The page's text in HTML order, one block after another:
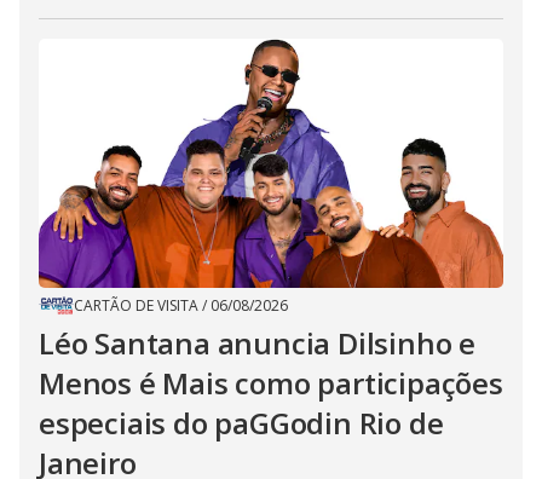
CARTÃO DE VISITA/ 06/08/2026
Léo Santana anuncia Dilsinho e
Menos é Mais como participações
especiais do paGGodin Rio de
Janeiro